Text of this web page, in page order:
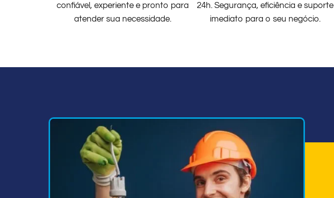
confiável, experiente e pronto para
atender sua necessidade.
24h. Segurança, eficiência e suporte
imediato para o seu negócio.